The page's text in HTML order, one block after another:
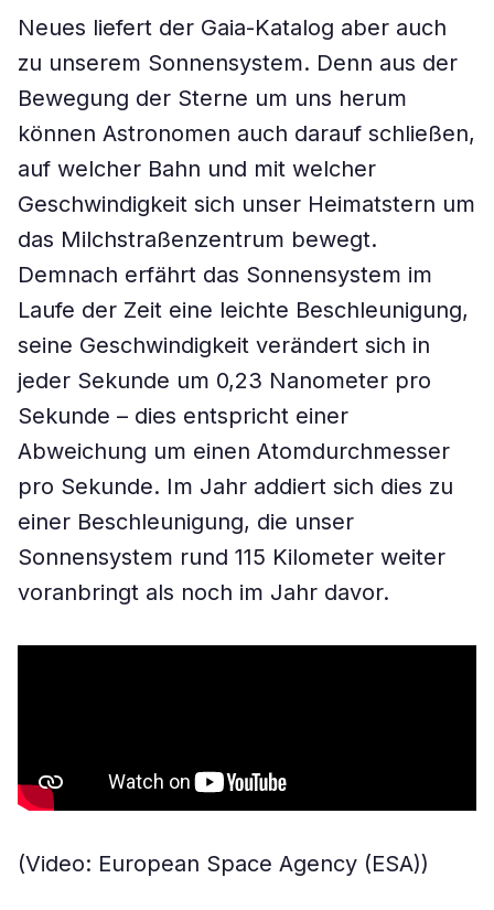
Neues liefert der Gaia-Katalog aber auch
zu unserem Sonnensystem. Denn aus der
Bewegung der Sterne um uns herum
können Astronomen auch darauf schließen,
auf welcher Bahn und mit welcher
Geschwindigkeit sich unser Heimatstern um
das Milchstraßenzentrum bewegt.
Demnach erfährt das Sonnensystem im
Laufe der Zeit eine leichte Beschleunigung,
seine Geschwindigkeit verändert sich in
jeder Sekunde um 0,23 Nanometer pro
Sekunde – dies entspricht einer
Abweichung um einen Atomdurchmesser
pro Sekunde. Im Jahr addiert sich dies zu
einer Beschleunigung, die unser
Sonnensystem rund 115 Kilometer weiter
voranbringt als noch im Jahr davor.
(Video: European Space Agency (ESA))